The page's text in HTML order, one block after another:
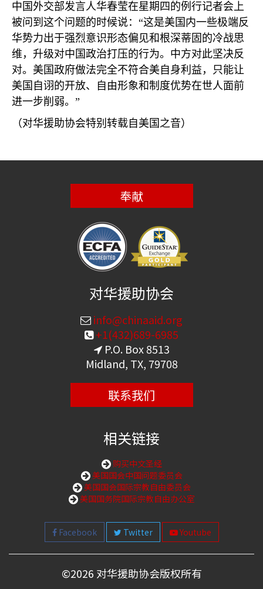
中国外交部发言人华春莹在星期四的例行记者会上
被问到这个问题的时候说：“这是美国内一些极端反
华势力出于强烈意识形态偏见和根深蒂固的冷战思
维，升级对中国政治打压的行为。中方对此坚决反
对。美国政府做法完全不符合美自身利益，只能让
美国自诩的开放、自由形象和制度优势在世人面前
进一步削弱。”
（对华援助协会特别转载自美国之音）
奉献
对华援助协会
info@chinaaid.org
+1(432)689-6985
P.O. Box 8513
Midland, TX, 79708
联系我们
相关链接
购买中文圣经
美国国会中国问题委员会
美国国会国际宗教自由委员会
美国国务院国际宗教自由办公室
Facebook Twitter Youtube
©2026 对华援助协会版权所有